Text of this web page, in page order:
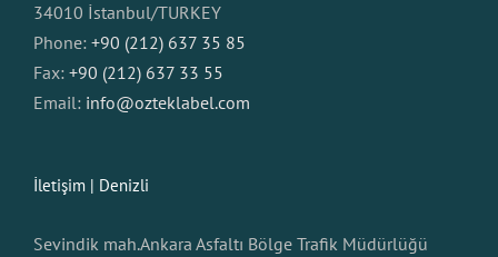
34010 İstanbul/TURKEY
Phone: +90 (212) 637 35 85
Fax: +90 (212) 637 33 55
Email: info@ozteklabel.com
İletişim | Denizli
Sevindik mah.Ankara Asfaltı Bölge Trafik Müdürlüğü